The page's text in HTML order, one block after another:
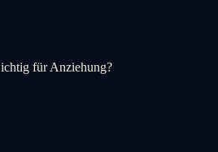
für Anziehung?